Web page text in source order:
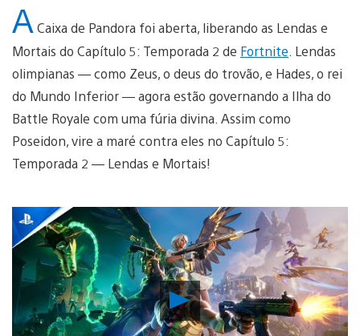
A Caixa de Pandora foi aberta, liberando as Lendas e
Mortais do Capítulo 5: Temporada 2 de Fortnite . Lendas
olimpianas — como Zeus, o deus do trovão, e Hades, o rei
do Mundo Inferior — agora estão governando a Ilha do
Battle Royale com uma fúria divina. Assim como
Poseidon, vire a maré contra eles no Capítulo 5:
Temporada 2 — Lendas e Mortais!
Reproduzir
Vídeo